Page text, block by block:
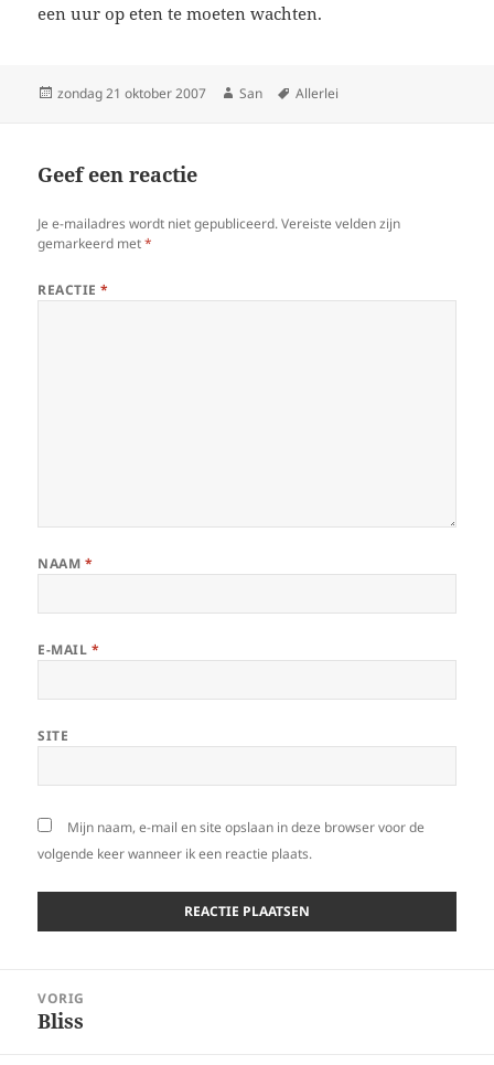
een uur op eten te moeten wachten.
Geplaatst
zondag 21 oktober 2007 Auteur
San Tags
Allerlei
Geef een reactie
Je e-mailadres wordt niet gepubliceerd. Vereiste velden zijn
gemarkeerd met*
REACTIE*
NAAM *
E-MAIL *
SITE
Mijn naam, e-mail en site opslaan in deze browser voor de
volgende keer wanneer ik een reactie plaats.
navigatie
VORIG
Vorig
Bliss